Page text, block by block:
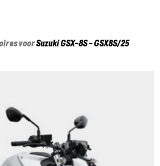
voorSuzukiGSX-8S - GSX8S/25